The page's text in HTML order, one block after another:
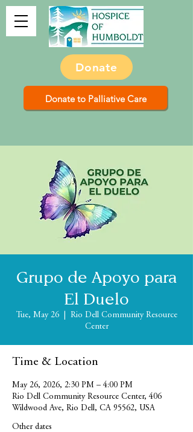
Donate
Donate to Palliative Care
Grupo de Apoyo para
El Duelo
Tue, May 26
  |
Rio Dell Community Resource
Center
Time & Location
May 26, 2026, 2:30 PM – 4:00 PM
Rio Dell Community Resource Center, 406
Wildwood Ave, Rio Dell, CA 95562, USA
Other dates